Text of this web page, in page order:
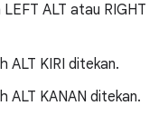
ALT atau RIGHT
ALT KIRI ditekan.
ALT KANAN ditekan.